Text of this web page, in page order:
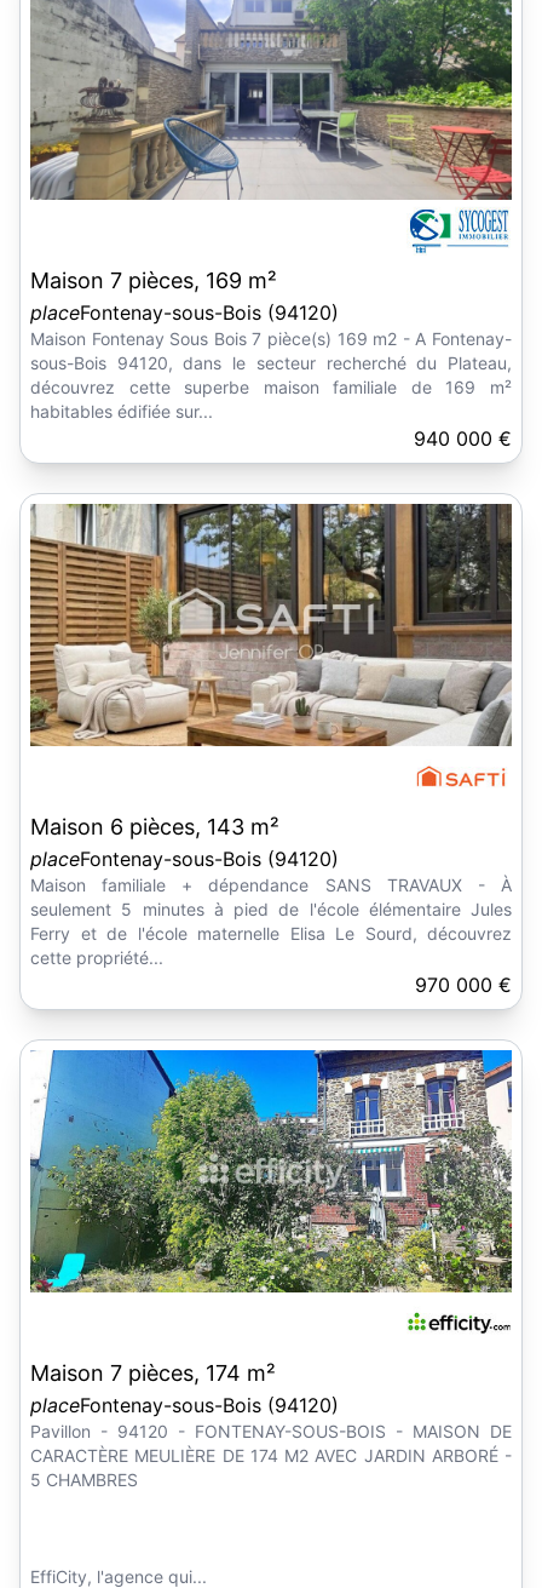
Maison 7 pièces, 169 m²
placeFontenay-sous-Bois (94120)
Maison Fontenay Sous Bois 7 pièce(s) 169 m2 - A Fontenay-
sous-Bois 94120, dans le secteur recherché du Plateau,
découvrez cette superbe maison familiale de 169 m²
habitables édifiée sur...
940 000 €
Maison 6 pièces, 143 m²
placeFontenay-sous-Bois (94120)
Maison familiale + dépendance SANS TRAVAUX - À
seulement 5 minutes à pied de l'école élémentaire Jules
Ferry et de l'école maternelle Elisa Le Sourd, découvrez
cette propriété...
970 000 €
Maison 7 pièces, 174 m²
placeFontenay-sous-Bois (94120)
Pavillon - 94120 - FONTENAY-SOUS-BOIS - MAISON DE
CARACTÈRE MEULIÈRE DE 174 M2 AVEC JARDIN ARBORÉ -
5 CHAMBRES
EffiCity, l'agence qui...